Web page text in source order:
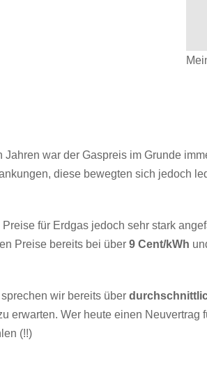
Jahren war der Gaspreis im Grunde
diese bewegten sich jedoch
für Erdgas jedoch sehr stark
Preise bereits bei über 9 Cent/kWh
wir bereits über
erwarten. Wer heute einen
(!!)